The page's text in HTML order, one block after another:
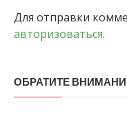
Для отправки
авторизоваться.
ОБРАТИТЕ